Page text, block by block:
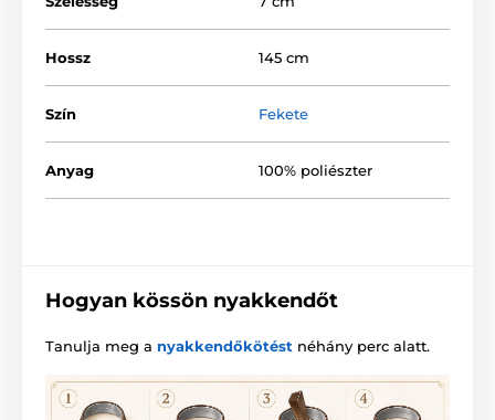
Hossz 145 cm
Szín Fekete
Anyag 100% poliészter
Hogyan kössön nyakkendőt
Tanulja meg a nyakkendőkötést néhány perc alatt.